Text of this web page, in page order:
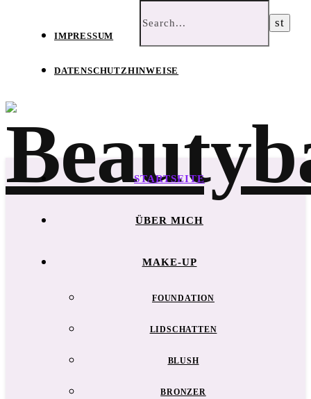
IMPRESSUM
DATENSCHUTZHINWEISE
STARTSEITE
ÜBER MICH
MAKE-UP
FOUNDATION
LIDSCHATTEN
BLUSH
BRONZER